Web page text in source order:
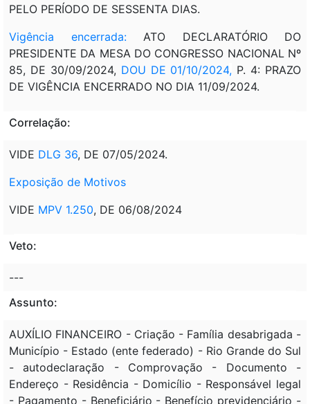
PELO PERÍODO DE SESSENTA DIAS.
Vigência encerrada:ATO DECLARATÓRIO DO
PRESIDENTE DA MESA DO CONGRESSO NACIONAL Nº
85, DE 30/09/2024, DOU DE 01/10/2024, P. 4: PRAZO
DE VIGÊNCIA ENCERRADO NO DIA 11/09/2024.
Correlação:
VIDE DLG 36, DE 07/05/2024.
Exposição de Motivos
VIDE MPV 1.250, DE 06/08/2024
Veto:
---
Assunto:
AUXÍLIO FINANCEIRO - Criação - Família desabrigada -
Município - Estado (ente federado) - Rio Grande do Sul
- autodeclaração - Comprovação - Documento -
Endereço - Residência - Domicílio - Responsável legal
- Pagamento - Beneficiário - Benefício previdenciário -